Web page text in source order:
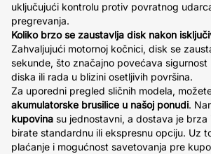
uključujući kontrolu protiv povratnog
pregrevanja.
Koliko brzo se zaustavlja disk nakon
Zahvaljujući motornoj kočnici, disk se
sekunde, što značajno povećava sigurnost
diska ili rada u blizini osetljivih površina.
Za uporedni pregled sličnih modela,
akumulatorske brusilice u našoj ponudi.
kupovina su jednostavni, a dostava je
birate standardnu ili ekspresnu opciju. Uz
plaćanje i mogućnost savetovanja pre